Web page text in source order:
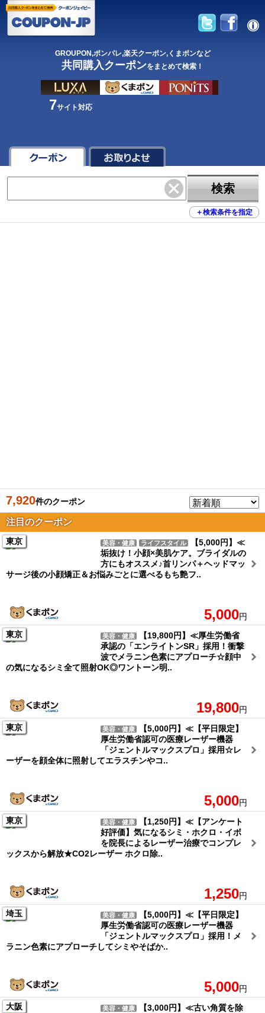
GROUPON,ポンパレ,楽天クーポン,くまポンなど
共同購入クーポンをまとめて検索！
7サイト対応
検索
＋検索条件を指定
7,920件のクーポン
注目のクーポン
東京 美容・健康 ライフスタイル
【5,000円】≪
垢抜け！小顔×美肌ケア。ブライダルの
方にもオススメ♪首リンパ＋ヘッドマッ
サージ後の小顔矯正＆お悩みごとに選べるもち艶フ..
5,000円
東京
美容・健康
【19,800円】≪厚生労働省
承認の「エンライトンSR」採用！衝撃
波でメラニン色素にアプローチ☆顔中
の気になるシミ全て照射OK◎ワントーン明..
19,800円
東京
美容・健康
【5,000円】≪【平日限定】
厚生労働省認可の医療レーザー機器
「ジェントルマックスプロ」採用☆レ
ーザーを顔全体に照射してエラスチンやコ..
5,000円
東京
美容・健康
【1,250円】≪【アンケート
好評価】気になるシミ・ホクロ・イボ
を院長によるレーザー治療でコンプレ
ックスから解放★CO2レーザー ホクロ除..
1,250円
埼玉
美容・健康
【5,000円】≪【平日限定】
厚生労働省認可の医療レーザー機器
「ジェントルマックスプロ」採用！メ
ラニン色素にアプローチしてシミやそばか..
5,000円
大阪
美容・健康
【3,000円】≪古い角質を除